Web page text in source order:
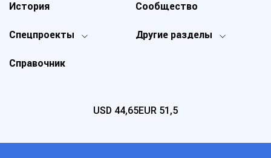
Спецпроекты Другие разделы
История
Справочник
Сообщество
USD 44,65EUR 51,5